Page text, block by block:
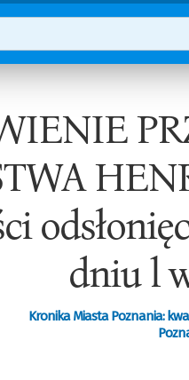
dniu l
Kronika Miasta Poznania: